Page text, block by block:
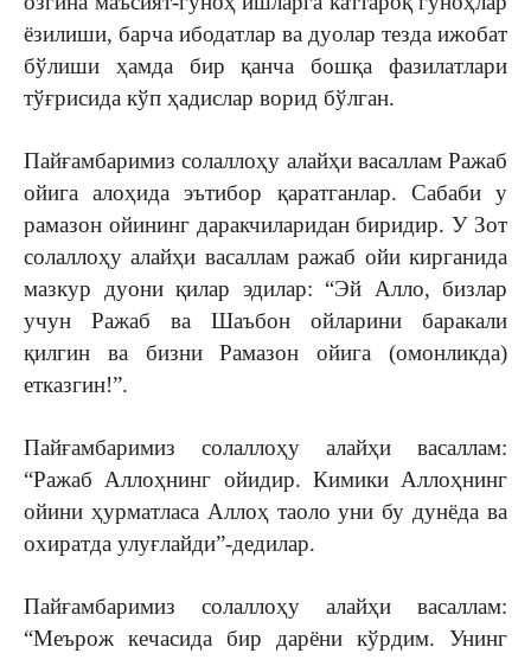
ёзилиши, барча ибодатлар ва дуолар тезда ижобат
бўлиши ҳамда бир қанча бошқа фазилатлари
тўғрисида кўп ҳадислар ворид бўлган.
Пайғамбаримиз солаллоҳу алайҳи васаллам Ражаб
ойига алоҳида эътибор қаратганлар. Сабаби у
рамазон ойининг даракчиларидан биридир. У Зот
солаллоҳу алайҳи васаллам ражаб ойи кирганида
мазкур дуони қилар эдилар: “Эй Алло, бизлар
учун Ражаб ва Шаъбон ойларини баракали
қилгин ва бизни Рамазон ойига (омонликда)
етказгин!”.
Пайғамбаримиз солаллоҳу алайҳи васаллам:
“Ражаб Аллоҳнинг ойидир. Кимики Аллоҳнинг
ойини ҳурматласа Аллоҳ таоло уни бу дунёда ва
охиратда улуғлайди”-дедилар.
Пайғамбаримиз солаллоҳу алайҳи васаллам:
“Меърож кечасида бир дарёни кўрдим. Унинг